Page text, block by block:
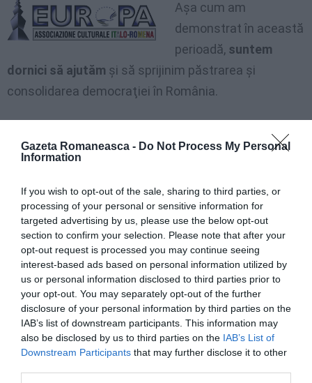
Gazeta Romaneasca - Do Not Process My Personal
Information
If you wish to opt-out of the sale, sharing to third parties, or
processing of your personal or sensitive information for
targeted advertising by us, please use the below opt-out
section to confirm your selection. Please note that after your
opt-out request is processed you may continue seeing
interest-based ads based on personal information utilized by
us or personal information disclosed to third parties prior to
your opt-out. You may separately opt-out of the further
disclosure of your personal information by third parties on the
IAB’s list of downstream participants. This information may
also be disclosed by us to third parties on the IAB’s List of
Downstream Participants that may further disclose it to other
Aşa cum am
demonstrat în această
perioadă, suntem
dornici să ajutăm şi să sprijinim păstrarea şi
consolidarea democraţiei în România.
de orice culoare ar fi, să revizuiască pachetul de legi
de cetăţeni alegători ale românilor, indiferent de
poziţia geografică în care s-ar afla la momentul
acestor alegeri.
Noi avem soluţii de propus şiam dori să avem
întrevederi cu dl. prim ministru al României, pentru a
demara o colaborare din care să câştige întreaga
societate civilă românească.